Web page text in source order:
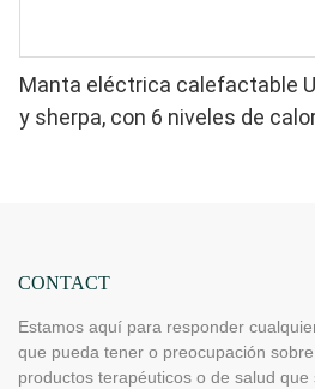
Manta eléctrica calefactable
y sherpa, con 6 niveles de
CONTACT
Estamos aquí para responder
que pueda tener o preocupación
productos terapéuticos o de salud que